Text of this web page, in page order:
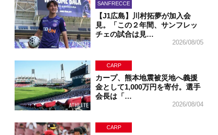
SANFRECCE
【J1広島】川村拓夢が加入会
見。「この２年間、サンフレッ
チェの試合は見…
2026/08/05
CARP
カープ、熊本地震被災地へ義援
金として1,000万円を寄付。選手
会長は「…
2026/08/04
CARP